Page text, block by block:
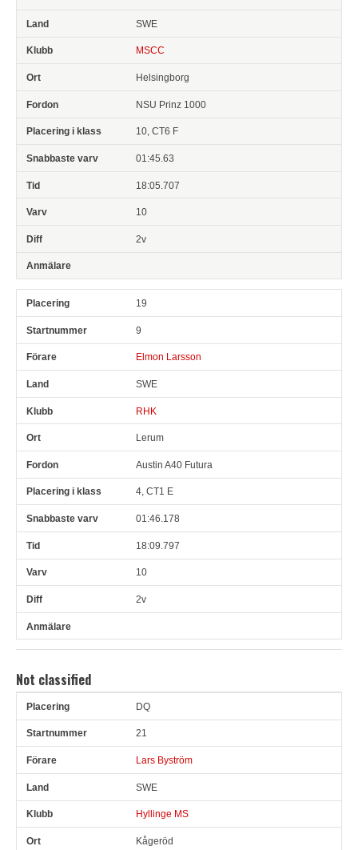
SWE
MSCC
Helsingborg
NSU Prinz 1000
10, CT6 F
01:45.63
18:05.707
10
2v
19
9
Elmon Larsson
SWE
RHK
Lerum
Austin A40 Futura
4, CT1 E
01:46.178
18:09.797
10
2v
Not classified
Pl Snr Land
DQ
21
Lars Byström
SWE
Hyllinge MS
Kågeröd